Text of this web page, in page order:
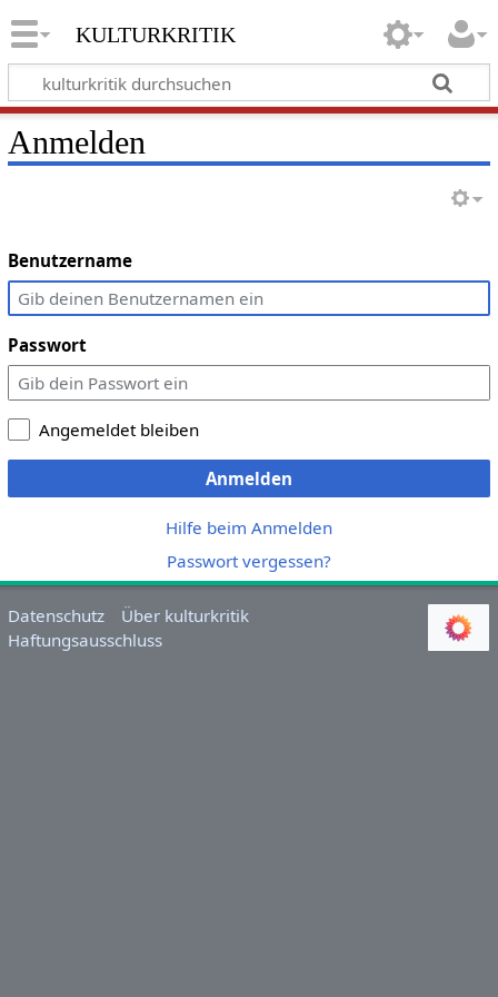
kulturkritik
Anmelden
Benutzername
Passwort
Angemeldet bleiben
Anmelden
Hilfe beim Anmelden
Passwort vergessen?
Datenschutz
Über kulturkritik
Haftungsausschluss